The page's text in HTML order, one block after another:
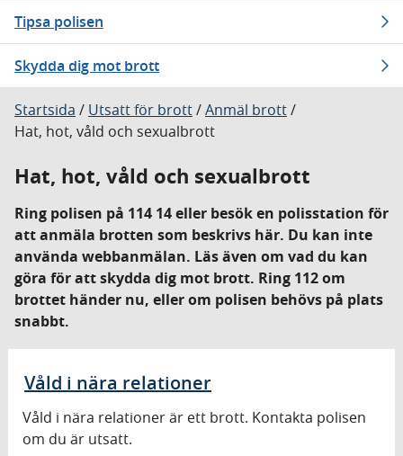
Tipsa polisen
Skydda dig mot brott
Startsida / Utsatt för brott/Anmäl brott/
Hat, hot, våld och sexualbrott
Hat, hot, våld och sexualbrott
Ring polisen på 114 14 eller besök en polisstation för
att anmäla brotten som beskrivs här. Du kan inte
använda webbanmälan. Läs även om vad du kan
göra för att skydda dig mot brott. Ring 112 om
brottet händer nu, eller om polisen behövs på plats
snabbt.
Våld i nära relationer
Våld i nära relationer är ett brott. Kontakta polisen
om du är utsatt.